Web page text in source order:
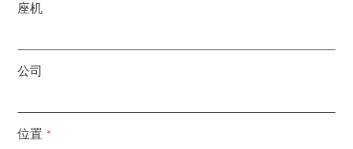
座机
公司
位置 *